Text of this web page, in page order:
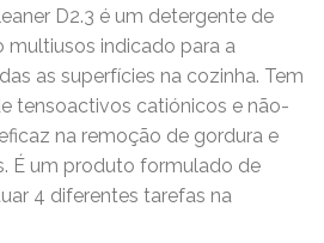
D2.3 é um detergente de
multiusos indicado para a
as superfícies na cozinha. Tem
tensoactivos catiónicos e não-
na remoção de gordura e
É um produto formulado de
4 diferentes tarefas na